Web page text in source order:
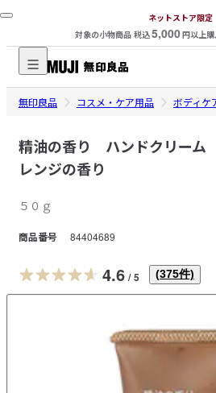
ネットストア限定
対象の小物商品 税込5,000円以上購
無
印
品
ネ
ト
ト
ア
無印良品 コスメ・ケア用品 ボディケ
精油の香り ハンドクリーム
レンジの香り
５０ｇ
商品番号 84404689
4.6 / 5 (375件)